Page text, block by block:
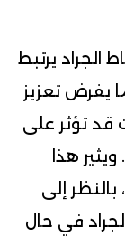
يرتبط
يفرض تعزيز
قد تؤثر على
هذا
إلى
في حال